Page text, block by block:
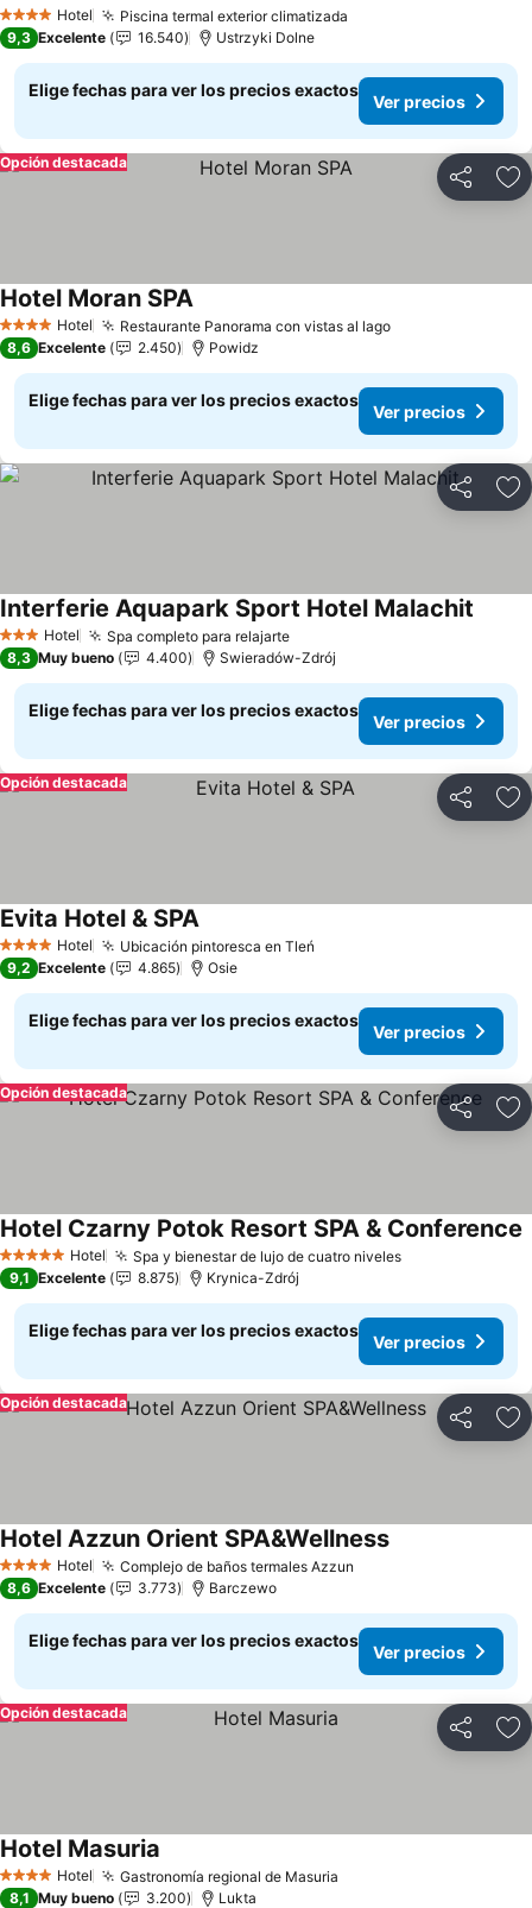
4 EstrellasHotel Piscina termal exterior climatizada
9,3 Excelente 16.540 Ustrzyki Dolne
Elige fechas para ver los precios exactos
Ver precios
Compartir
Opción destacada
4 EstrellasHotel Restaurante Panorama con vistas al lagoVer precios
Hotel Moran SPAVer precios
8,6 Excelente 2.450 Powidz
Elige fechas para ver los precios exactos
Ver precios
Compartir
3 Estrellas
Hotel Spa completo para relajarteVer precios
Interferie Aquapark Sport Hotel Malachit
8,3 Muy bueno 4.400 Swieradów-Zdrój
Elige fechas para ver los precios exactos
Ver precios
Compartir
Opción destacada
4 EstrellasHotel Ubicación pintoresca en Tleń
Evita Hotel & SPAVer precios
9,2 Excelente 4.865 Osie
Elige fechas para ver los precios exactos
Ver precios
Compartir
Opción destacada
5 Estrellas Hotel Spa y bienestar de lujo de cuatro nivelesVer precios
Hotel Czarny Potok Resort SPA & Conference
9,1 Excelente 8.875 Krynica-Zdrój
Elige fechas para ver los precios exactos
Ver precios
Compartir
Opción destacada
4 EstrellasHotel Complejo de baños termales Azzun
Hotel Azzun Orient SPA&WellnessVer precios
8,6 Excelente 3.773 Barczewo
Elige fechas para ver los precios exactos
Ver precios
Compartir
Opción destacada
4 EstrellasHotel Gastronomía regional de Masuria
Hotel Masuria
8,1 Muy bueno 3.200 Lukta